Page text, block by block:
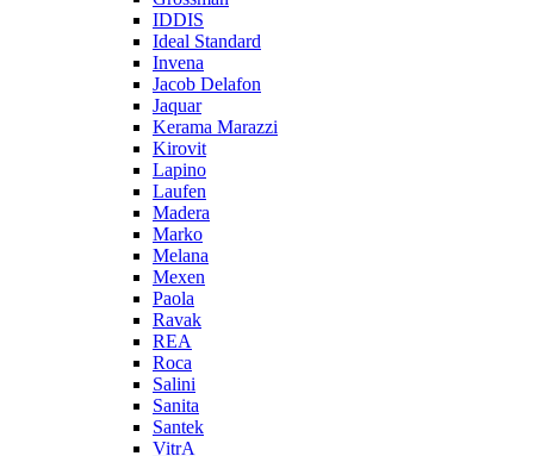
IDDIS
Ideal Standard
Invena
Jacob Delafon
Jaquar
Kerama Marazzi
Kirovit
Lapino
Laufen
Madera
Marko
Melana
Mexen
Paola
Ravak
REA
Roca
Salini
Sanita
Santek
VitrA